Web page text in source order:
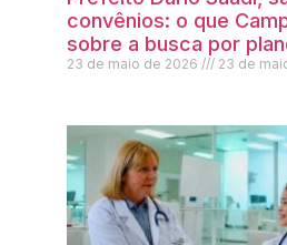
convênios: o que
sobre a busca por
23 de maio de 2026 23 de